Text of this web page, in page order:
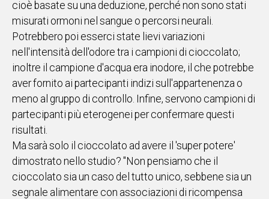
cioè basate su una deduzione, perché non sono stati
misurati ormoni nel sangue o percorsi neurali.
Potrebbero poi esserci state lievi variazioni
nell'intensità dell'odore tra i campioni di cioccolato;
inoltre il campione d'acqua era inodore, il che potrebbe
aver fornito ai partecipanti indizi sull'appartenenza o
meno al gruppo di controllo. Infine, servono campioni di
partecipanti più eterogenei per confermare questi
risultati.
Ma sarà solo il cioccolato ad avere il 'super potere'
dimostrato nello studio? "Non pensiamo che il
cioccolato sia un caso del tutto unico, sebbene sia un
segnale alimentare con associazioni di ricompensa